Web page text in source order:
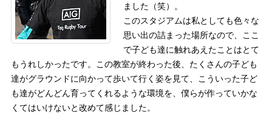
ました（笑）。
このスタジアムは私としても色々な
思い出の詰まった場所なので、ここ
で子ども達に触れあえたことはとて
もうれしかったです。この教室が終わった後、たくさんの子ども
達がグラウンドに向かって歩いて行く姿を見て、こういった子ど
も達がどんどん育ってくれるような環境を、僕らが作っていかな
くてはいけないと改めて感じました。